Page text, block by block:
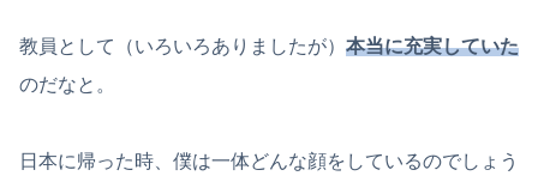
教員として（いろいろありましたが） 本当に充実していた
のだなと。
日本に帰った時、僕は一体どんな顔をしているのでしょう